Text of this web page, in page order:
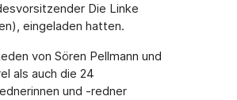
Die Linke
eingeladen hatten.
von Sören Pellmann und
als auch die 24
und -redner